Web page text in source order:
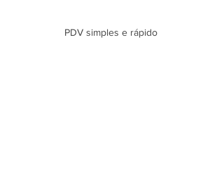
PDV simples e rápido